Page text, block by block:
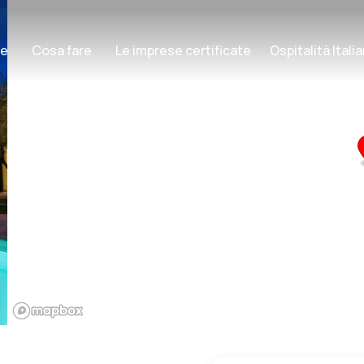
Cosa fare Le imprese certificate Ospitalità